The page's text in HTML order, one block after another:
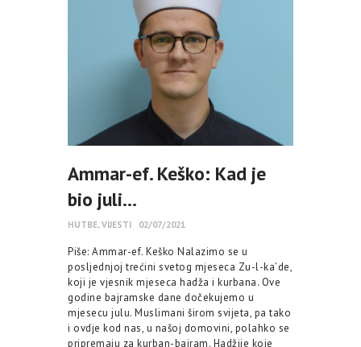
ASOCIJACIJE
USLUGE
MULTIMEDIJA
KONTAKT
DONACIJE
Ammar-ef. Keško: Kad je
bio juli…
HUTBE,VIJESTI 02/07/2021
Piše: Ammar-ef. Keško Nalazimo se u
posljednjoj trećini svetog mjeseca Zu-l-ka’de,
koji je vjesnik mjeseca hadža i kurbana. Ove
godine bajramske dane dočekujemo u
mjesecu julu. Muslimani širom svijeta, pa tako
i ovdje kod nas, u našoj domovini, polahko se
pripremaju za kurban-bajram. Hadžije koje